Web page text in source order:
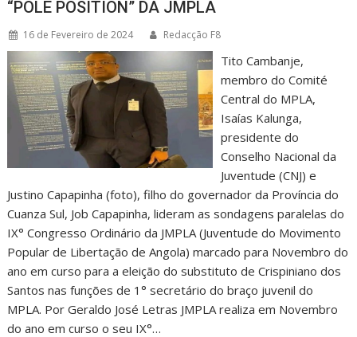
“POLE POSITION” DA JMPLA
16 de Fevereiro de 2024 Redacção F8
Tito Cambanje,
membro do Comité
Central do MPLA,
Isaías Kalunga,
presidente do
Conselho Nacional da
Juventude (CNJ) e
Justino Capapinha (foto), filho do governador da Província do
Cuanza Sul, Job Capapinha, lideram as sondagens paralelas do
IX° Congresso Ordinário da JMPLA (Juventude do Movimento
Popular de Libertação de Angola) marcado para Novembro do
ano em curso para a eleição do substituto de Crispiniano dos
Santos nas funções de 1° secretário do braço juvenil do
MPLA. Por Geraldo José Letras JMPLA realiza em Novembro
do ano em curso o seu IX°…